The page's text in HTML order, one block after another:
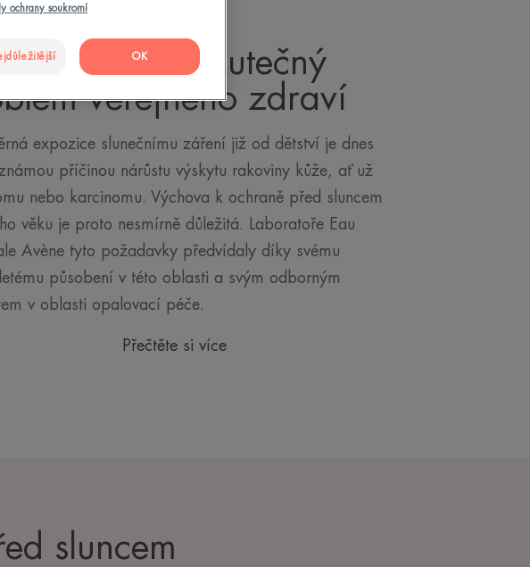
kůže: skutečný
veřejného zdraví
expozice slunečnímu záření již od dětství je dnes
příčinou nárůstu výskytu rakoviny kůže, ať už
nebo karcinomu. Výchova k ochraně před sluncem
věku je proto nesmírně důležitá. Laboratoře Eau
Avène tyto požadavky předvídaly díky svému
působení v této oblasti a svým odborným
v oblasti opalovací péče.
Přečtěte si více
sluncem
ochrany soukromí
OK